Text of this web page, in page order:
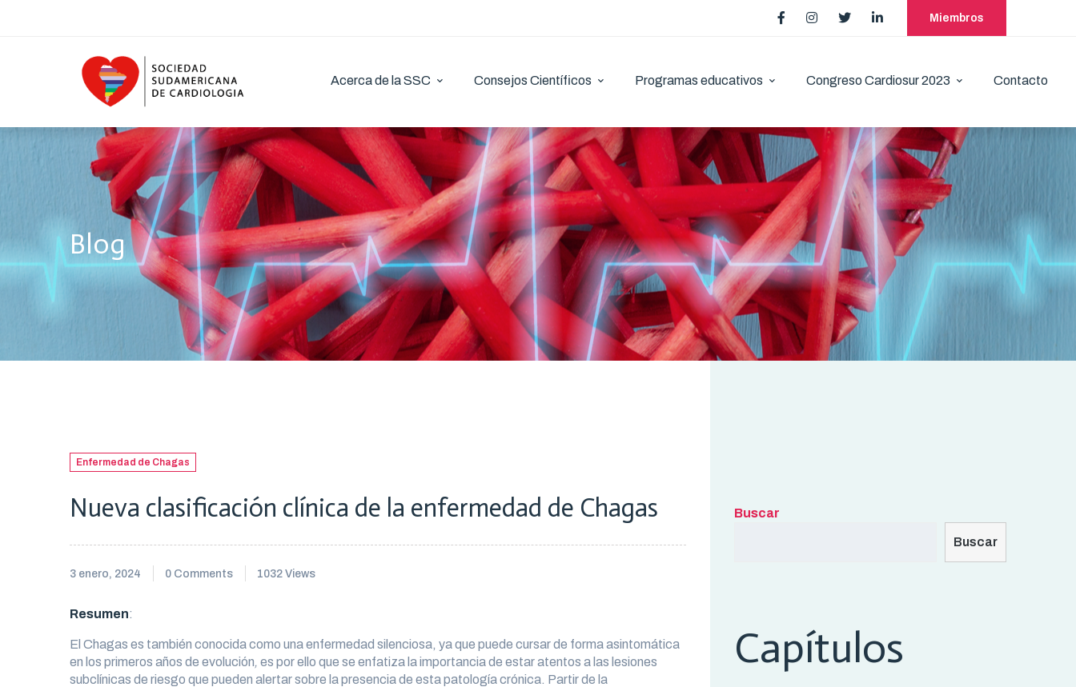
Miembros
Acerca de la SSC Consejos Científicos Programas educativos Congreso Cardiosur 2023 Contacto
Blog
Enfermedad de Chagas
Nueva clasificación clínica de la enfermedad de Chagas
3 enero, 2024 0 Comments 1032 Views
Resumen:
El Chagas es también conocida como una enfermedad silenciosa, ya que puede cursar de forma asintomática
en los primeros años de evolución, es por ello que se enfatiza la importancia de estar atentos a las lesiones
subclínicas de riesgo que pueden alertar sobre la presencia de esta patología crónica. Partir de la
Buscar
Buscar
Capítulos